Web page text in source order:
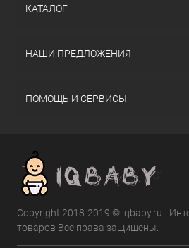
КАТАЛОГ
НАШИ ПРЕДЛОЖЕНИЯ
ПОМОЩЬ И СЕРВИСЫ
Copyright 2018-2019 © iqbaby.ru -
товаров Все права защищены.